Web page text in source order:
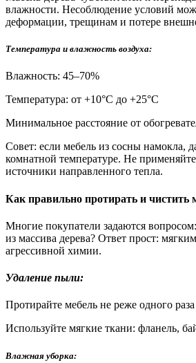
влажности. Несоблюдение условий
деформации, трещинам и потере
Температура и влажность воздуха:
Влажность: 45–70%
Температура: от +10°С до +25°С
Минимальное расстояние от
Совет: если мебель из сосны намокла,
комнатной температуре. Не
источники направленного тепла.
Как правильно протирать и чистить
Многие покупатели задаются
из массива дерева? Ответ прост:
агрессивной химии.
Удаление пыли:
Протирайте мебель не реже одного
Используйте мягкие ткани: фланель,
Влажная уборка: